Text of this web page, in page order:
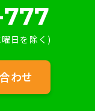
777
日を除く)
わせ